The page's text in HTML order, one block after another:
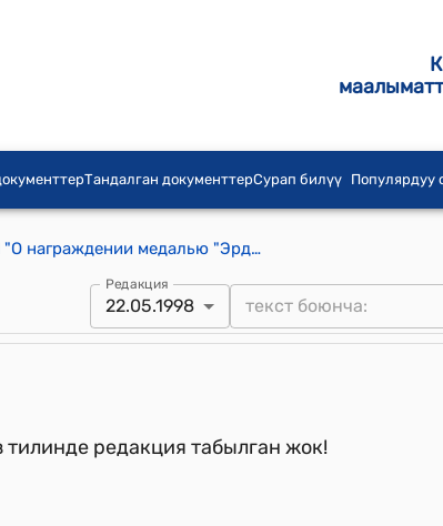
Тандалган документтерСурап билүү Популярдуу
Указ Президента КР от 22 мая 1998 года УП №161 "О награждении медалью "Эрдик" Мусуралиева Р.Т., Турдубаева Г.Ж."
Редакция
22.05.1998
тилинде редакция табылган жок!